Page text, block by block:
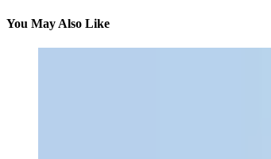
You May Also Like